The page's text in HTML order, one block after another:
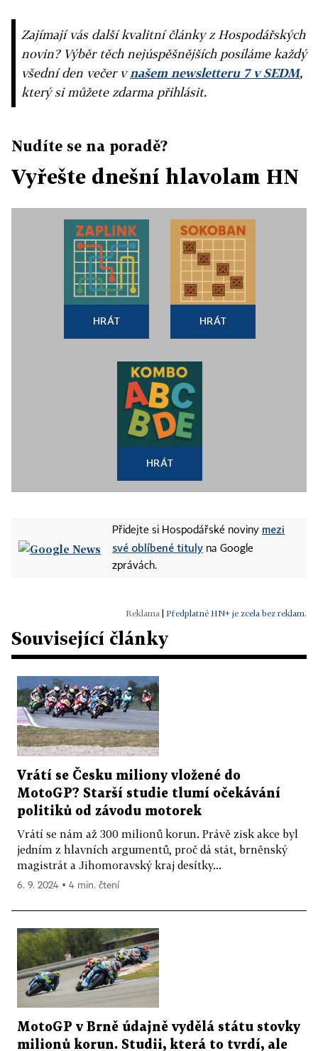
Zajímají vás další kvalitní články z Hospodářských
novin? Výběr těch nejúspěšnějších posíláme každý
všední den večer vnašem newsletteru 7 v SEDM,
který si můžete zdarma přihlásit.
Nudíte se na poradě?
Vyřešte dnešní hlavolam HN
HRÁT HRÁT
HRÁT
Přidejte si Hospodářské noviny mezi
své oblíbené tituly na Google
zprávách.
Předplatné HN+ je zcela bez reklam.
Související články
Vrátí se Česku miliony vložené do
MotoGP? Starší studie tlumí očekávání
politiků od závodu motorek
Vrátí se nám až 300 milionů korun. Právě zisk akce byl
jedním z hlavních argumentů, proč dá stát, brněnský
magistrát a Jihomoravský kraj desítky...
6. 9. 2024 ▪ 4 min. čtení
MotoGP v Brně údajně vydělá státu stovky
milionů korun. Studii, která to tvrdí, ale